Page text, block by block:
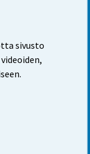
sivusto